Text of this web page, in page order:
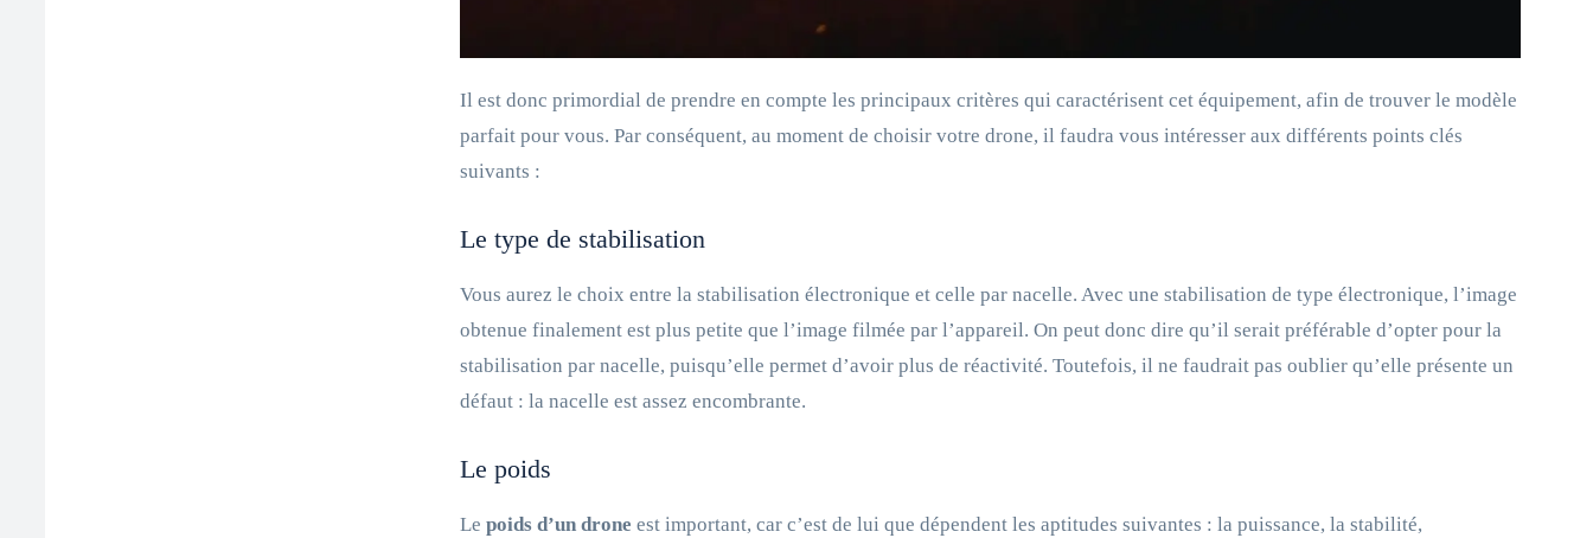
Il est donc primordial de prendre en compte les principaux critères qui caractérisent cet équipement, afin de trouver le modèle
parfait pour vous. Par conséquent, au moment de choisir votre drone, il faudra vous intéresser aux différents points clés
suivants :
Le type de stabilisation
Vous aurez le choix entre la stabilisation électronique et celle par nacelle. Avec une stabilisation de type électronique, l’image
obtenue finalement est plus petite que l’image filmée par l’appareil. On peut donc dire qu’il serait préférable d’opter pour la
stabilisation par nacelle, puisqu’elle permet d’avoir plus de réactivité. Toutefois, il ne faudrait pas oublier qu’elle présente un
défaut : la nacelle est assez encombrante.
Le poids
Le poids d’un drone est important, car c’est de lui que dépendent les aptitudes suivantes : la puissance, la stabilité,